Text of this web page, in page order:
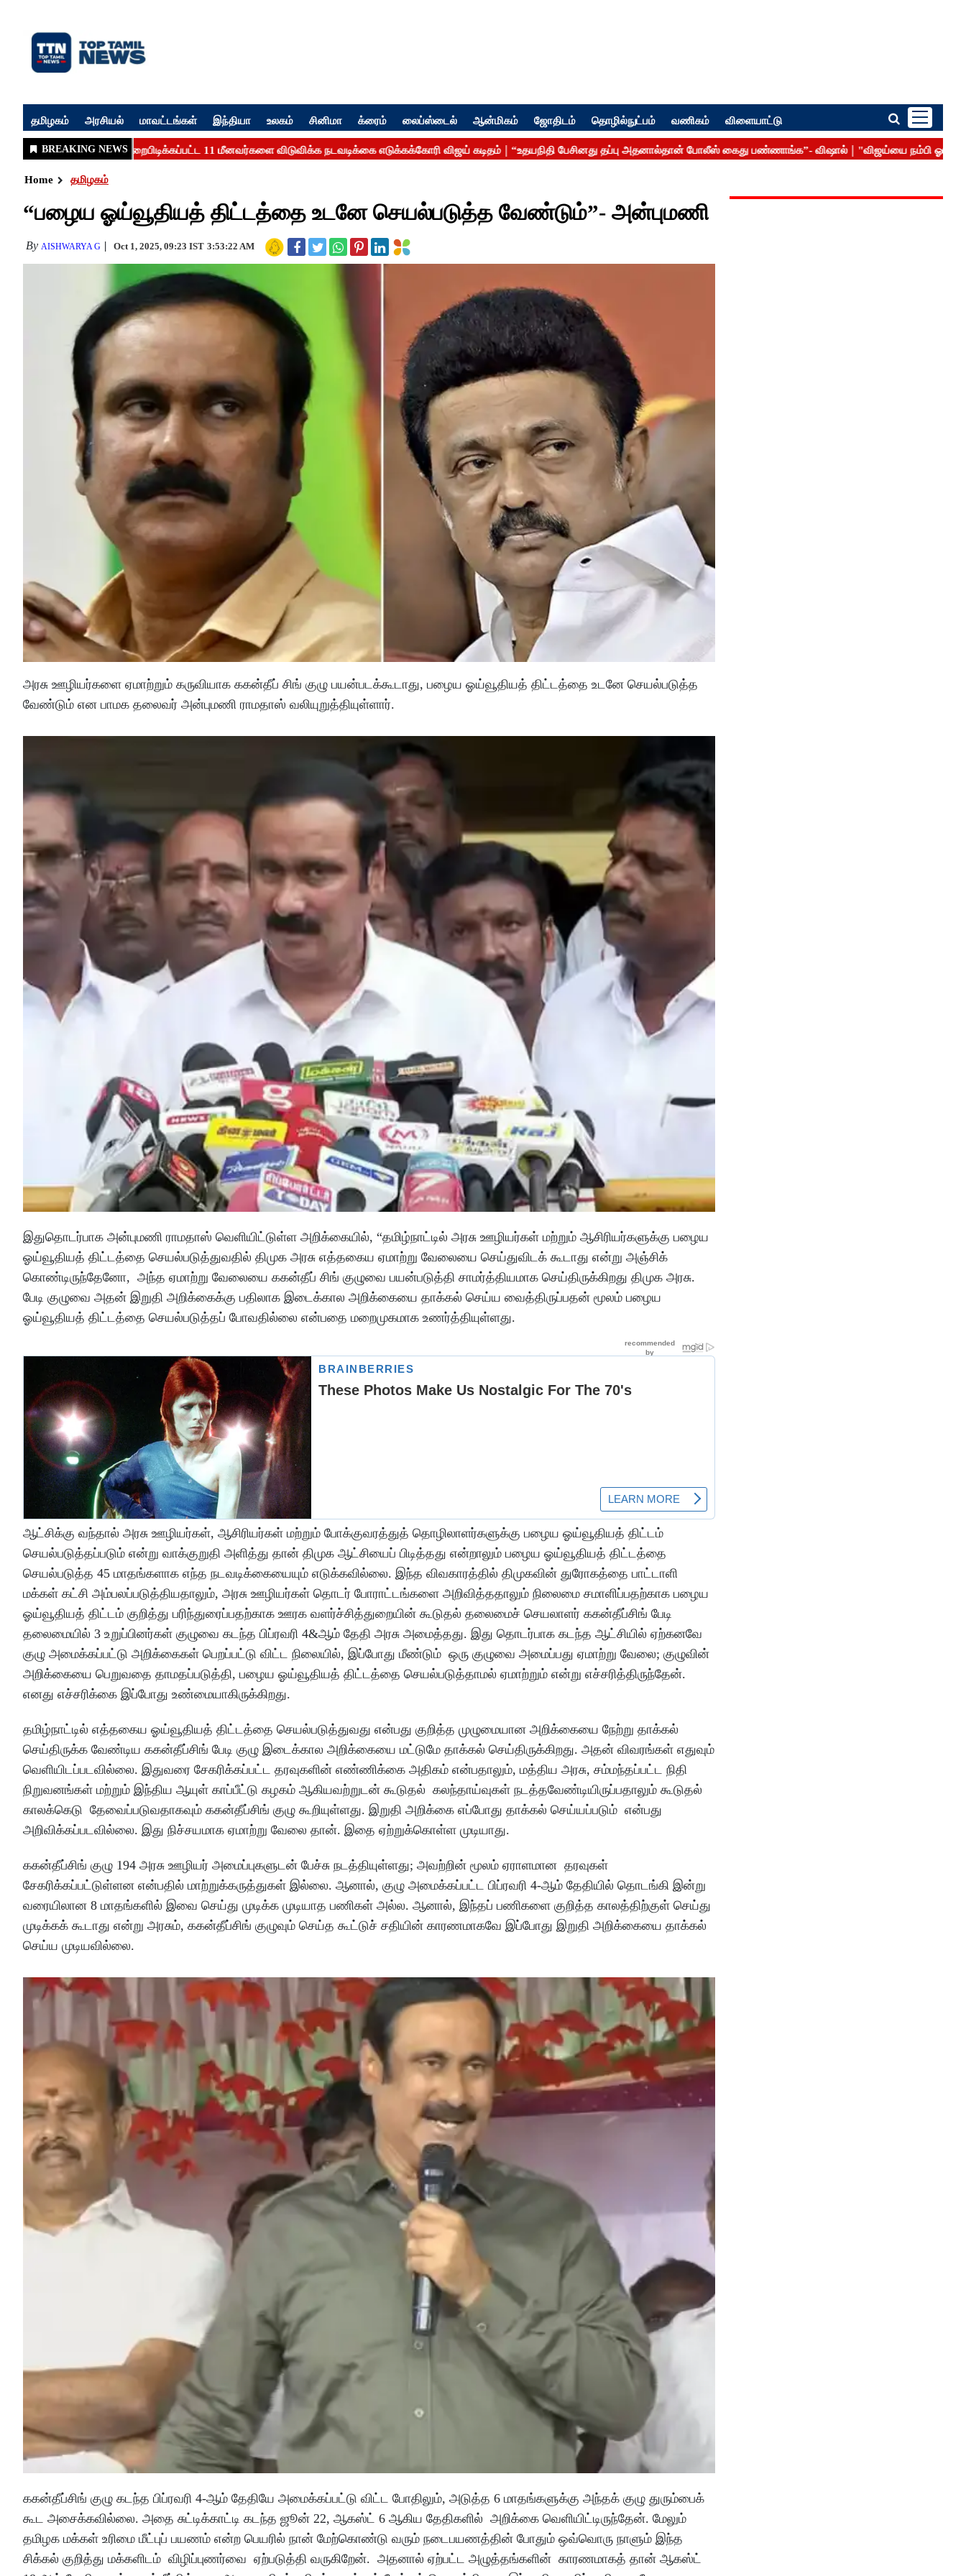
தமிழகம் அரசியல் மாவட்டங்கள் இந்தியா உலகம் சினிமா க்ரைம் லைப்ஸ்டைல் ஆன்மிகம் ஜோதிடம் தொழில்நுட்பம் வணிகம் விளையாட்டு
Home தமிழகம்
“பழைய ஓய்வூதியத் திட்டத்தை உடனே செயல்படுத்த வேண்டும்”- அன்புமணி
By AISHWARYA G Oct 1, 2025, 09:23 IST 3:53:22 AM
அரசு ஊழியர்களை ஏமாற்றும் கருவியாக ககன்தீப் சிங் குழு பயன்படக்கூடாது, பழைய ஓய்வூதியத் திட்டத்தை உடனே செயல்படுத்த
வேண்டும் என பாமக தலைவர் அன்புமணி ராமதாஸ் வலியுறுத்தியுள்ளார்.
இதுதொடர்பாக அன்புமணி ராமதாஸ் வெளியிட்டுள்ள அறிக்கையில், “தமிழ்நாட்டில் அரசு ஊழியர்கள் மற்றும் ஆசிரியர்களுக்கு பழைய
ஓய்வூதியத் திட்டத்தை செயல்படுத்துவதில் திமுக அரசு எத்தகைய ஏமாற்று வேலையை செய்துவிடக் கூடாது என்று அஞ்சிக்
கொண்டிருந்தேனோ, அந்த ஏமாற்று வேலையை ககன்தீப் சிங் குழுவை பயன்படுத்தி சாமர்த்தியமாக செய்திருக்கிறது திமுக அரசு.
பேடி குழுவை அதன் இறுதி அறிக்கைக்கு பதிலாக இடைக்கால அறிக்கையை தாக்கல் செய்ய வைத்திருப்பதன் மூலம் பழைய
ஓய்வூதியத் திட்டத்தை செயல்படுத்தப் போவதில்லை என்பதை மறைமுகமாக உணர்த்தியுள்ளது.
ஆட்சிக்கு வந்தால் அரசு ஊழியர்கள், ஆசிரியர்கள் மற்றும் போக்குவரத்துத் தொழிலாளர்களுக்கு பழைய ஓய்வூதியத் திட்டம்
செயல்படுத்தப்படும் என்று வாக்குறுதி அளித்து தான் திமுக ஆட்சியைப் பிடித்தது என்றாலும் பழைய ஓய்வூதியத் திட்டத்தை
செயல்படுத்த 45 மாதங்களாக எந்த நடவடிக்கையையும் எடுக்கவில்லை. இந்த விவகாரத்தில் திமுகவின் துரோகத்தை பாட்டாளி
மக்கள் கட்சி அம்பலப்படுத்தியதாலும், அரசு ஊழியர்கள் தொடர் போராட்டங்களை அறிவித்ததாலும் நிலைமை சமாளிப்பதற்காக பழைய
ஓய்வூதியத் திட்டம் குறித்து பரிந்துரைப்பதற்காக ஊரக வளர்ச்சித்துறையின் கூடுதல் தலைமைச் செயலாளர் ககன்தீப்சிங் பேடி
தலைமையில் 3 உறுப்பினர்கள் குழுவை கடந்த பிப்ரவரி 4&ஆம் தேதி அரசு அமைத்தது. இது தொடர்பாக கடந்த ஆட்சியில் ஏற்கனவே
குழு அமைக்கப்பட்டு அறிக்கைகள் பெறப்பட்டு விட்ட நிலையில், இப்போது மீண்டும் ஒரு குழுவை அமைப்பது ஏமாற்று வேலை; குழுவின்
அறிக்கையை பெறுவதை தாமதப்படுத்தி, பழைய ஓய்வூதியத் திட்டத்தை செயல்படுத்தாமல் ஏமாற்றும் என்று எச்சரித்திருந்தேன்.
எனது எச்சரிக்கை இப்போது உண்மையாகிருக்கிறது.
தமிழ்நாட்டில் எத்தகைய ஓய்வூதியத் திட்டத்தை செயல்படுத்துவது என்பது குறித்த முழுமையான அறிக்கையை நேற்று தாக்கல்
செய்திருக்க வேண்டிய ககன்தீப்சிங் பேடி குழு இடைக்கால அறிக்கையை மட்டுமே தாக்கல் செய்திருக்கிறது. அதன் விவரங்கள் எதுவும்
வெளியிடப்படவில்லை. இதுவரை சேகரிக்கப்பட்ட தரவுகளின் எண்ணிக்கை அதிகம் என்பதாலும், மத்திய அரசு, சம்மந்தப்பட்ட நிதி
நிறுவனங்கள் மற்றும் இந்திய ஆயுள் காப்பீட்டு கழகம் ஆகியவற்றுடன் கூடுதல் கலந்தாய்வுகள் நடத்தவேண்டியிருப்பதாலும் கூடுதல்
காலக்கெடு தேவைப்படுவதாகவும் ககன்தீப்சிங் குழு கூறியுள்ளது. இறுதி அறிக்கை எப்போது தாக்கல் செய்யப்படும் என்பது
அறிவிக்கப்படவில்லை. இது நிச்சயமாக ஏமாற்று வேலை தான். இதை ஏற்றுக்கொள்ள முடியாது.
ககன்தீப்சிங் குழு 194 அரசு ஊழியர் அமைப்புகளுடன் பேச்சு நடத்தியுள்ளது; அவற்றின் மூலம் ஏராளமான தரவுகள்
சேகரிக்கப்பட்டுள்ளன என்பதில் மாற்றுக்கருத்துகள் இல்லை. ஆனால், குழு அமைக்கப்பட்ட பிப்ரவரி 4-ஆம் தேதியில் தொடங்கி இன்று
வரையிலான 8 மாதங்களில் இவை செய்து முடிக்க முடியாத பணிகள் அல்ல. ஆனால், இந்தப் பணிகளை குறித்த காலத்திற்குள் செய்து
முடிக்கக் கூடாது என்று அரசும், ககன்தீப்சிங் குழுவும் செய்த கூட்டுச் சதியின் காரணமாகவே இப்போது இறுதி அறிக்கையை தாக்கல்
செய்ய முடியவில்லை.
ககன்தீப்சிங் குழு கடந்த பிப்ரவரி 4-ஆம் தேதியே அமைக்கப்பட்டு விட்ட போதிலும், அடுத்த 6 மாதங்களுக்கு அந்தக் குழு துரும்பைக்
கூட அசைக்கவில்லை. அதை சுட்டிக்காட்டி கடந்த ஜூன் 22, ஆகஸ்ட் 6 ஆகிய தேதிகளில் அறிக்கை வெளியிட்டிருந்தேன். மேலும்
தமிழக மக்கள் உரிமை மீட்புப் பயணம் என்ற பெயரில் நான் மேற்கொண்டு வரும் நடைபயணத்தின் போதும் ஒவ்வொரு நாளும் இந்த
சிக்கல் குறித்து மக்களிடம் விழிப்புணர்வை ஏற்படுத்தி வருகிறேன். அதனால் ஏற்பட்ட அழுத்தங்களின் காரணமாகத் தான் ஆகஸ்ட்